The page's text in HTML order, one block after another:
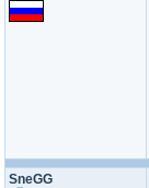
SneGG